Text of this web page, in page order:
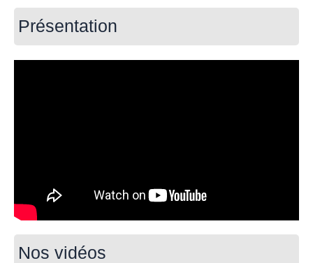
Présentation
Nos vidéos